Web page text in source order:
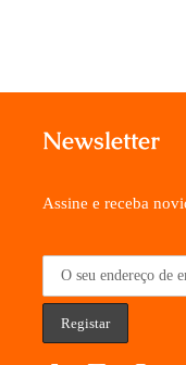
Newsletter
Assine e receba